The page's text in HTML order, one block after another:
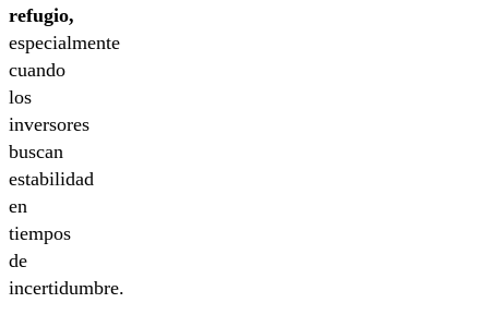
refugio,
especialmente
cuando
los
inversores
buscan
estabilidad
en
tiempos
de
incertidumbre.